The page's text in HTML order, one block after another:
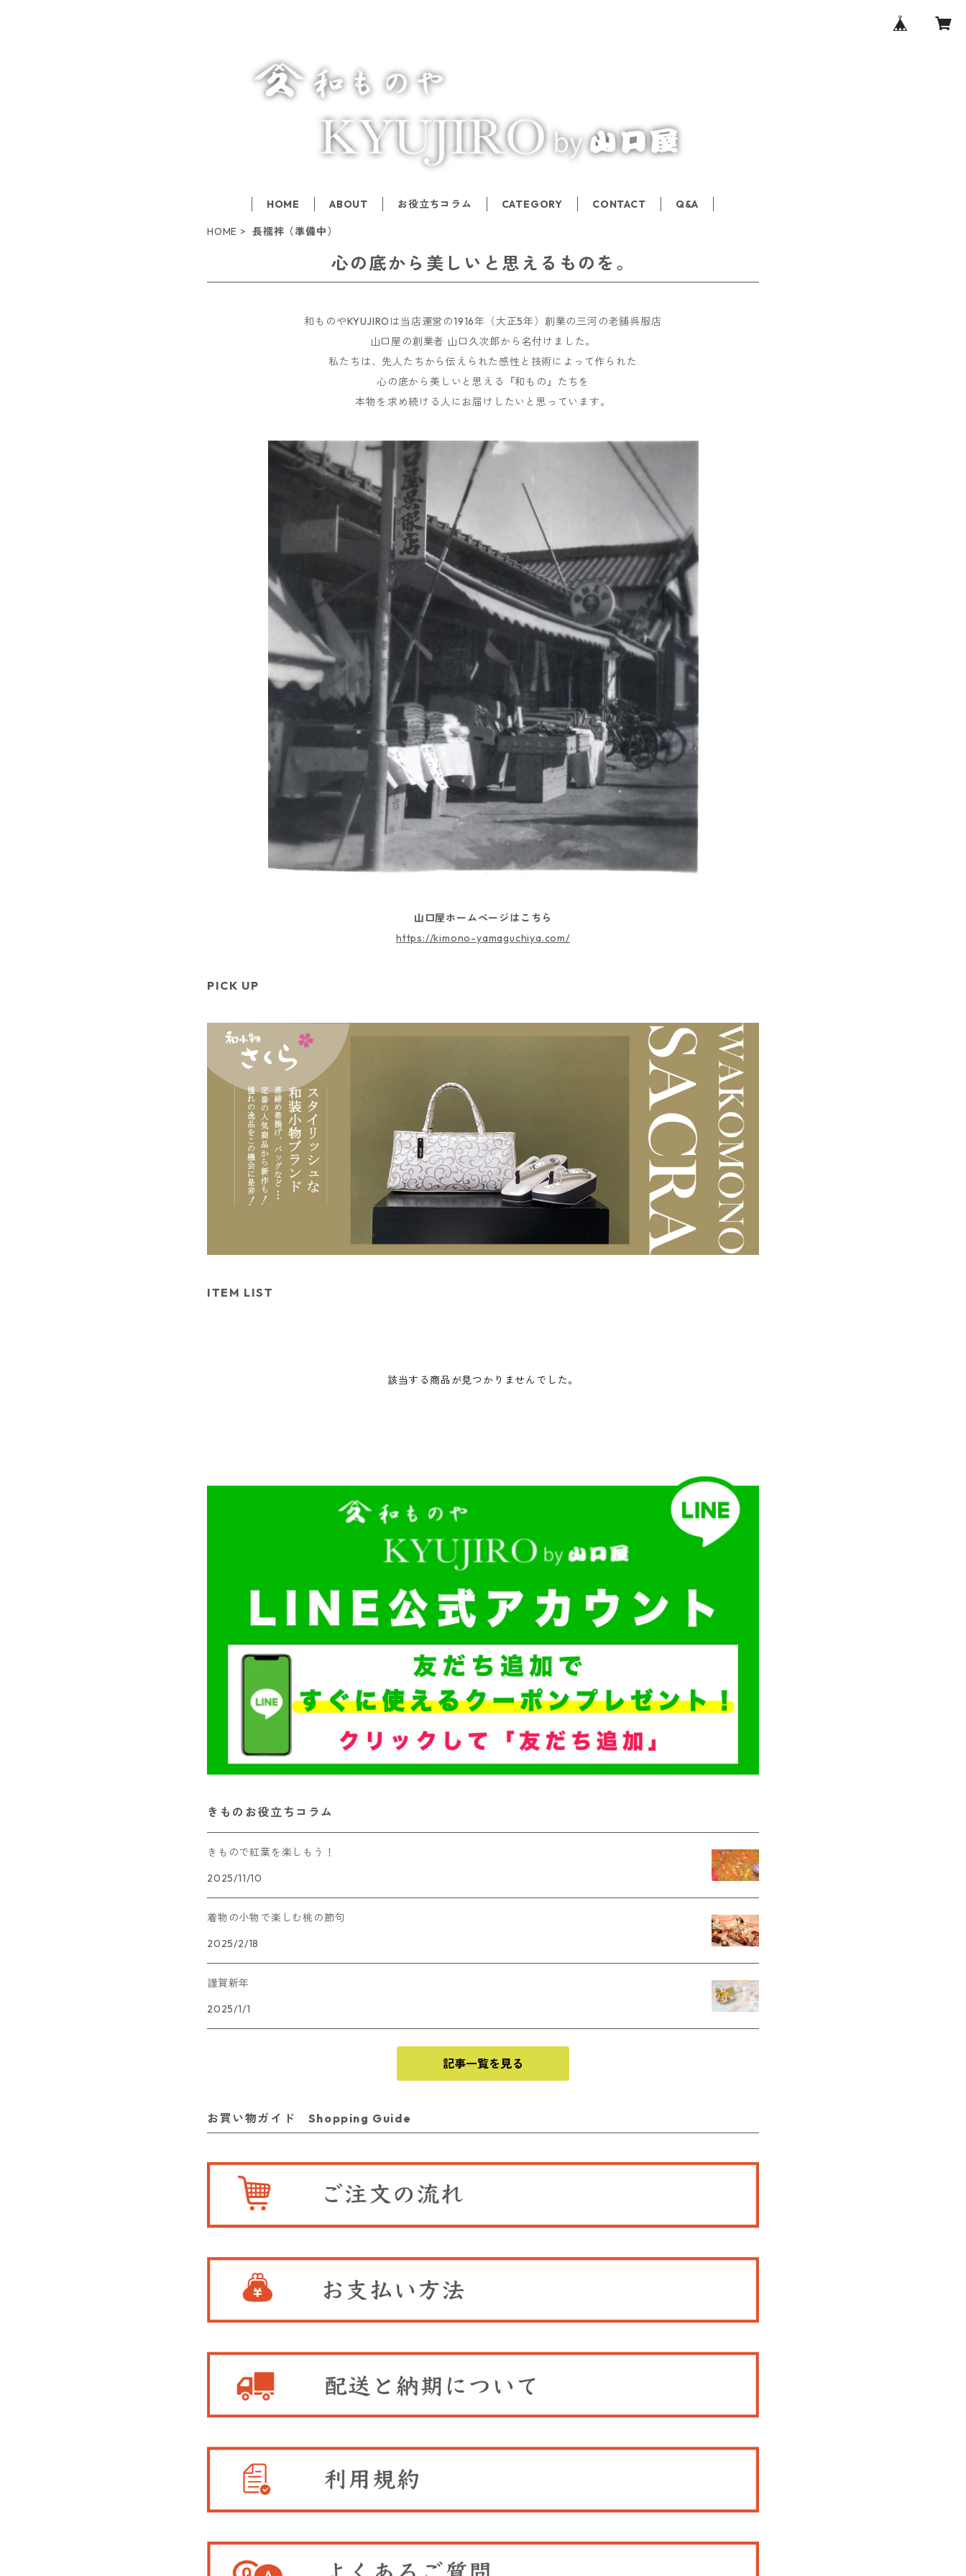
HOME ABOUT お役立ちコラム CATEGORY CONTACT Q&A
HOME 長襦袢（準備中）
心の底から美しいと思えるものを。
和ものやKYUJIROは当店運営の1916年（大正5年）創業の三河の老舗呉服店
山口屋の創業者 山口久次郎から名付けました。
私たちは、先人たちから伝えられた感性と技術によって作られた
心の底から美しいと思える『和もの』たちを
本物を求め続ける人にお届けしたいと思っています。
山口屋ホームページはこちら
https://kimono-yamaguchiya.com/
PICK UP
ITEM LIST
該当する商品が見つかりませんでした。
きものお役立ちコラム
きもので紅葉を楽しもう！
2025/11/10
着物の小物で楽しむ桃の節句
2025/2/18
謹賀新年
2025/1/1
記事一覧を見る
お買い物ガイド Shopping Guide